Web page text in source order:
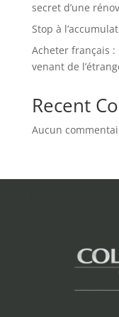
secret d’une
Stop à
Acheter français
venant de
Recent
Aucun